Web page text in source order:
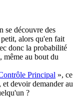
se découvre des
alors qu'en fait
donc la probabilité
même au bout du
Principal », ce
devoir demander au
?